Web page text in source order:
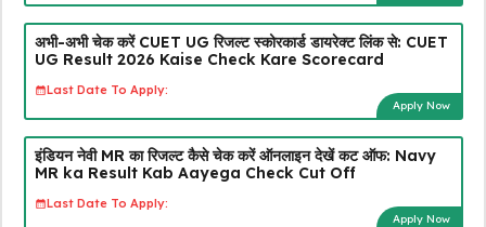
अभी-अभी चेक करें CUET UG रिजल्ट स्कोरकार्ड डायरेक्ट लिंक से: CUET
UG Result 2026 Kaise Check Kare Scorecard
Last Date To Apply:
Apply Now
इंडियन नेवी MR का रिजल्ट कैसे चेक करें ऑनलाइन देखें कट ऑफ: Navy
MR ka Result Kab Aayega Check Cut Off
Last Date To Apply:
Apply Now